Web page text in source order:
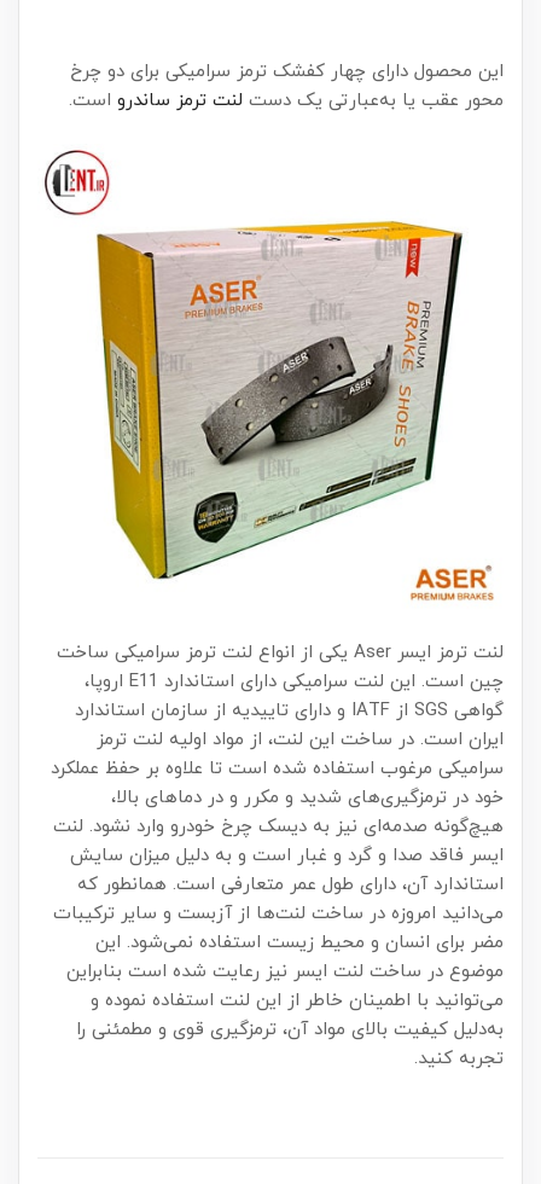
این محصول دارای چهار کفشک ترمز سرامیکی برای دو چرخ
محور عقب یا به‌عبارتی یک دست لنت ترمز ساندرو است.
لنت ترمز ایسر Aser یکی از انواع لنت ترمز سرامیکی ساخت
چین است. این لنت سرامیکی دارای استاندارد E11 اروپا،
گواهی SGS از IATF و دارای تاییدیه از سازمان استاندارد
ایران است. در ساخت این لنت، از مواد اولیه لنت ترمز
سرامیکی مرغوب استفاده شده است تا علاوه بر حفظ عملکرد
خود در ترمزگیری‌های شدید و مکرر و در دماهای بالا،
هیچ‌گونه صدمه‌ای نیز به دیسک چرخ خودرو وارد نشود. لنت
ایسر فاقد صدا و گرد و غبار است و به دلیل میزان سایش
استاندارد آن، دارای طول عمر متعارفی است. همانطور که
می‌دانید امروزه در ساخت لنت‌ها از آزبست و سایر ترکیبات
مضر برای انسان و محیط زیست استفاده نمی‌شود. این
موضوع در ساخت لنت ایسر نیز رعایت شده است بنابراین
می‌توانید با اطمینان خاطر از این لنت استفاده نموده و
به‌دلیل کیفیت بالای مواد آن، ترمزگیری قوی و مطمئنی را
تجربه کنید.